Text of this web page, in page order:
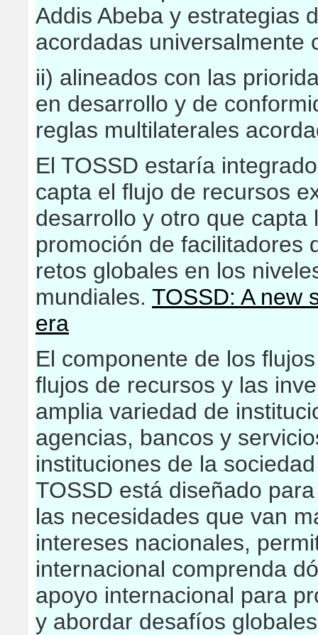
Addis Abeba y estrategias
acordadas universalmente
ii) alineados con las
en desarrollo y de
reglas multilaterales
El TOSSD estaría
capta el flujo de recursos
desarrollo y otro que
promoción de facilitadores
retos globales en los
mundiales. TOSSD: A new
era
El componente de los
flujos de recursos y las
amplia variedad de
agencias, bancos y
instituciones de la
TOSSD está diseñado
las necesidades que van
intereses nacionales,
internacional comprenda
apoyo internacional para
y abordar desafíos